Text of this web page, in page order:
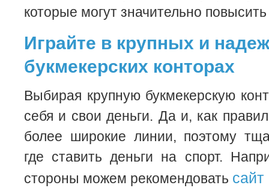
которые могут значительно
Играйте в крупных и
букмекерских конторах
Выбирая крупную букмекерскую
себя и свои деньги. Да и, как
более широкие линии, поэтому
где ставить деньги на спорт.
стороны можем рекомендовать